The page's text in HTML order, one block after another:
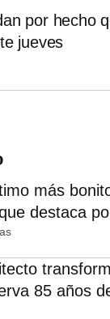
por hecho
jueves
más
destaca
85 años